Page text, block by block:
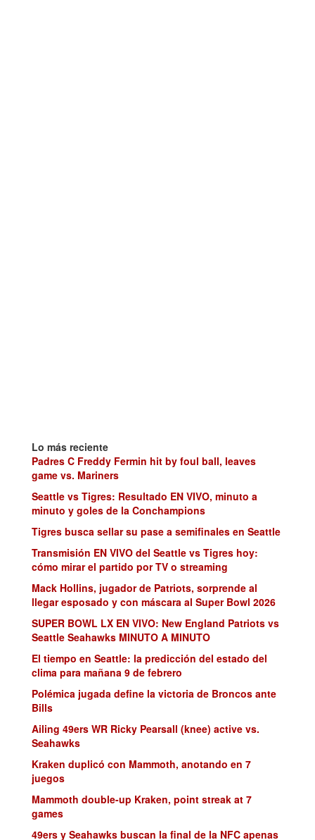
Lo más reciente
Padres C Freddy Fermin hit by foul ball, leaves
game vs. Mariners
Seattle vs Tigres: Resultado EN VIVO, minuto a
minuto y goles de la Conchampions
Tigres busca sellar su pase a semifinales en Seattle
Transmisión EN VIVO del Seattle vs Tigres hoy:
cómo mirar el partido por TV o streaming
Mack Hollins, jugador de Patriots, sorprende al
llegar esposado y con máscara al Super Bowl 2026
SUPER BOWL LX EN VIVO: New England Patriots vs
Seattle Seahawks MINUTO A MINUTO
El tiempo en Seattle: la predicción del estado del
clima para mañana 9 de febrero
Polémica jugada define la victoria de Broncos ante
Bills
Ailing 49ers WR Ricky Pearsall (knee) active vs.
Seahawks
Kraken duplicó con Mammoth, anotando en 7
juegos
Mammoth double-up Kraken, point streak at 7
games
49ers y Seahawks buscan la final de la NFC apenas